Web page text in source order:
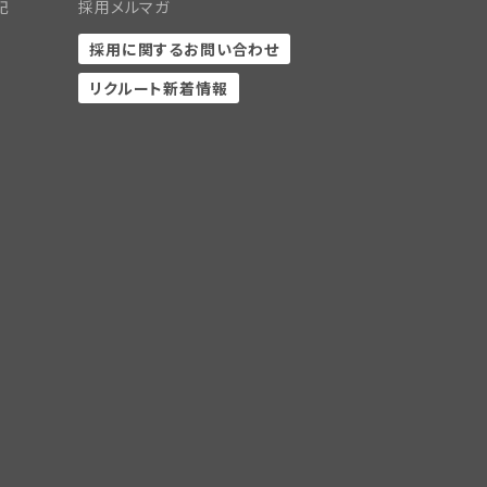
採用メルマガ
採用に関するお問い合わせ
リクルート新着情報